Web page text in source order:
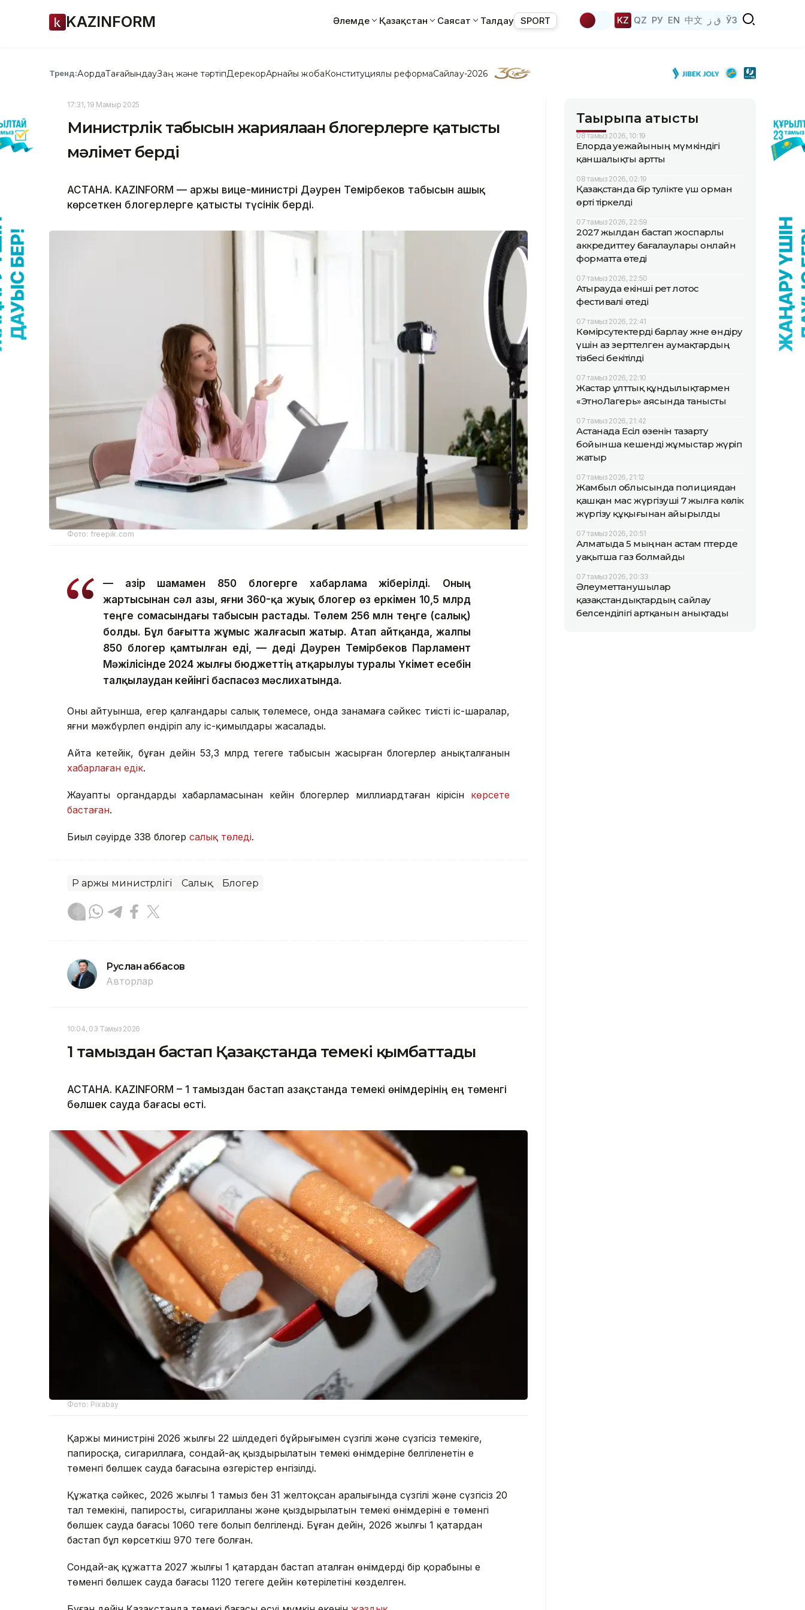
KAZINFORM Әлемде Қазақстан Саясат Талдау SPORT KZ QZ РУ EN 中文 ق ز ЎЗ
Тренд:АқордаТағайындауЗаң және тәртіпДерекқорАрнайы жобаКонституциялық реформаСайлау-2026
17:31, 19 Мамыр 2025
Министрлік табысын жариялаған блогерлерге қатысты
мәлімет берді
АСТАНА. KAZINFORM — Қаржы вице-министрі Дәурен Темірбеков табысын ашық
көрсеткен блогерлерге қатысты түсінік берді.
Фото: freepik.com
— Қазір шамамен 850 блогерге хабарлама жіберілді. Оның
жартысынан сәл азы, яғни 360-қа жуық блогер өз еркімен 10,5 млрд
теңге сомасындағы табысын растады. Төлем 256 млн теңге (салық)
болды. Бұл бағытта жұмыс жалғасып жатыр. Атап айтқанда, жалпы
850 блогер қамтылған еді, — деді Дәурен Темірбеков Парламент
Мәжілісінде 2024 жылғы бюджеттің атқарылуы туралы Үкімет есебін
талқылаудан кейінгі баспасөз мәслихатында.
Оның айтуынша, егер қалғандары салық төлемесе, онда заңнамаға сәйкес тиісті іс-шаралар,
яғни мәжбүрлеп өндіріп алу іс-қимылдары жасалады.
Айта кетейік, бұған дейін 53,3 млрд теңгеге табысын жасырған блогерлер анықталғанын
хабарлаған едік.
Жауапты органдардың хабарламасынан кейін блогерлер миллиардтаған кірісін көрсете
бастаған.
Биыл сәуірде 338 блогер салық төледі.
ҚР Қаржы министрлігі Салық Блогер
Руслан Ғаббасов
Авторлар
10:04, 03 Тамыз 2026
1 тамыздан бастап Қазақстанда темекі қымбаттады
АСТАНА. KAZINFORM – 1 тамыздан бастап Қазақстанда темекі өнімдерінің ең төменгі
бөлшек сауда бағасы өсті.
Фото: Pixabay
Қаржы министрінің 2026 жылғы 22 шілдедегі бұйрығымен сүзгілі және сүзгісіз темекіге,
папиросқа, сигариллаға, сондай-ақ қыздырылатын темекі өнімдеріне белгіленетін ең
төменгі бөлшек сауда бағасына өзгерістер енгізілді.
Құжатқа сәйкес, 2026 жылғы 1 тамыз бен 31 желтоқсан аралығында сүзгілі және сүзгісіз 20
тал темекінің, папиростың, сигарилланың және қыздырылатын темекі өнімдерінің ең төменгі
бөлшек сауда бағасы 1060 теңге болып белгіленді. Бұған дейін, 2026 жылғы 1 қаңтардан
бастап бұл көрсеткіш 970 теңге болған.
Сондай-ақ құжатта 2027 жылғы 1 қаңтардан бастап аталған өнімдердің бір қорабының ең
төменгі бөлшек сауда бағасы 1120 теңгеге дейін көтерілетіні көзделген.
Тақырыпқа қатысты
08 тамыз 2026, 10:19
Елорда әуежайының мүмкіндігі
қаншалықты артты
08 тамыз 2026, 02:19
Қазақстанда бір тәулікте үш орман
өрті тіркелді
07 тамыз 2026, 22:59
2027 жылдан бастап жоспарлы
аккредиттеу бағалаулары онлайн
форматта өтеді
07 тамыз 2026, 22:50
Атырауда екінші рет лотос
фестивалі өтеді
07 тамыз 2026, 22:41
Көмірсутектерді барлау және өндіру
үшін аз зерттелген аумақтардың
тізбесі бекітілді
07 тамыз 2026, 22:10
Жастар ұлттық құндылықтармен
«ЭтноЛагерь» аясында танысты
07 тамыз 2026, 21:42
Астанада Есіл өзенін тазарту
бойынша кешенді жұмыстар жүріп
жатыр
07 тамыз 2026, 21:12
Жамбыл облысында полициядан
қашқан мас жүргізуші 7 жылға көлік
жүргізу құқығынан айырылды
07 тамыз 2026, 20:51
Алматыда 5 мыңнан астам пәтерде
уақытша газ болмайды
07 тамыз 2026, 20:33
Әлеуметтанушылар
қазақстандықтардың сайлау
белсенділігі артқанын анықтады